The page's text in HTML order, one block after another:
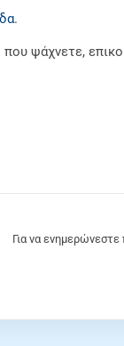
.
ψάχνετε,
Για να